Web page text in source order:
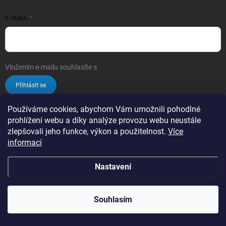
Používáme cookies, abychom Vám umožnili pohodlné
prohlížení webu a díky analýze provozu webu neustále
zlepšovali jeho funkce, výkon a použitelnost. Více
informací
Nastavení
Souhlasím
E-MAIL
Vložením e-mailu souhlasíte s
Přihlásit se
INFORMACE PRO VÁS
Formuláře
Katalogy a letáčky
Podmínky ochrany osobních údajů